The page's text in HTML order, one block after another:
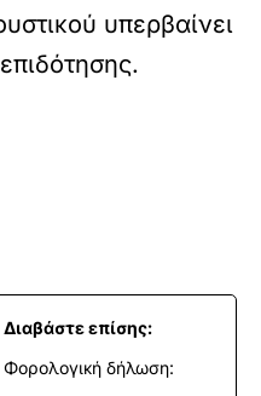
υπερβαίνει
Διαβάστε επίσης:
Φορολογική δήλωση: